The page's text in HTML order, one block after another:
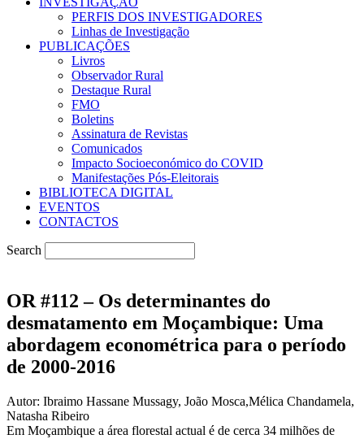
PERFIS DOS INVESTIGADORES
Linhas de Investigação
PUBLICAÇÕES
Livros
Observador Rural
Destaque Rural
FMO
Boletins
Assinatura de Revistas
Comunicados
Impacto Socioeconómico do COVID
Manifestações Pós-Eleitorais
BIBLIOTECA DIGITAL
EVENTOS
CONTACTOS
Search
OR #112 – Os determinantes do
desmatamento em Moçambique: Uma
abordagem econométrica para o período
de 2000-2016
Autor: Ibraimo Hassane Mussagy, João Mosca,Mélica Chandamela,
Natasha Ribeiro
Em Moçambique a área florestal actual é de cerca 34 milhões de